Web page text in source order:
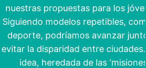
nuestras propuestas para los
Siguiendo modelos repetibles,
deporte, podríamos avanzar
evitar la disparidad entre
idea, heredada de las ‘misiones